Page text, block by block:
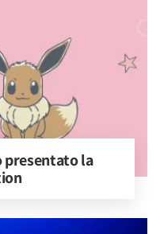
presentato la